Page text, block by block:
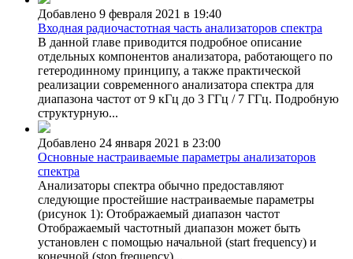
Добавлено 9 февраля 2021 в 19:40
Входная радиочастотная часть анализаторов спектра
В данной главе приводится подробное описание
отдельных компонентов анализатора, работающего по
гетеродинному принципу, а также практической
реализации современного анализатора спектра для
диапазона частот от 9 кГц до 3 ГГц / 7 ГГц. Подробную
структурную...
Добавлено 24 января 2021 в 23:00
Основные настраиваемые параметры анализаторов
спектра
Анализаторы спектра обычно предоставляют
следующие простейшие настраиваемые параметры
(рисунок 1): Отображаемый диапазон частот
Отображаемый частотный диапазон может быть
установлен с помощью начальной (start frequency) и
конечной (stop frequency)...